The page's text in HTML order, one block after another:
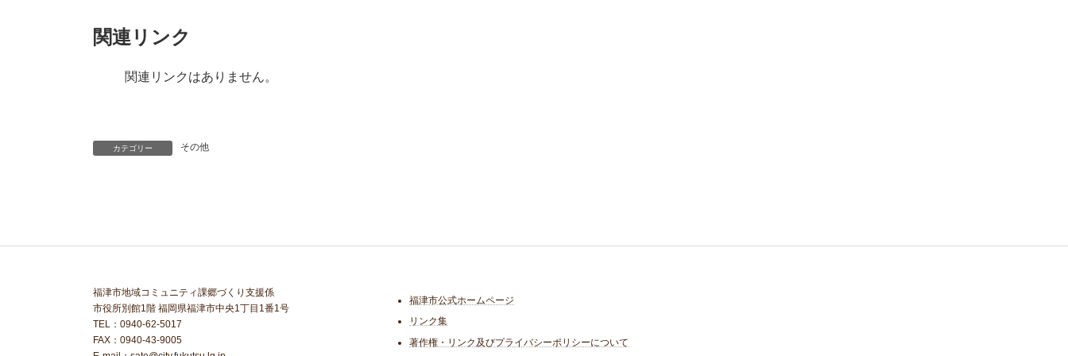
関連リンク
関連リンクはありません。
カテゴリー その他
福津市地域コミュニティ課郷づくり支援係
市役所別館1階 福岡県福津市中央1丁目1番1号
TEL：0940-62-5017
FAX：0940-43-9005
福津市公式ホームページ
リンク集
著作権・リンク及びプライバシーポリシーについて